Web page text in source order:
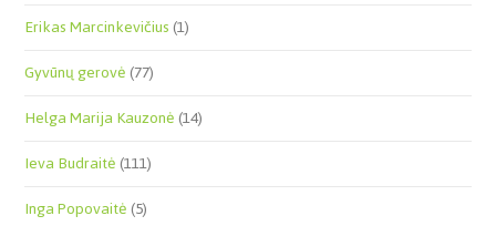
Erikas Marcinkevičius(1)
Gyvūnų gerovė(77)
Helga Marija Kauzonė(14)
Ieva Budraitė(111)
Inga Popovaitė(5)